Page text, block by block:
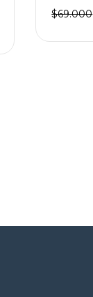
$69.000